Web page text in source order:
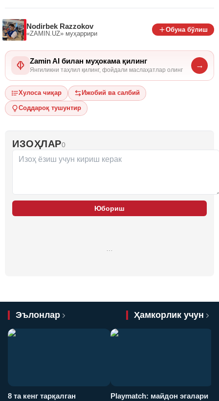
Nodirbek Razzokov
«ZAMIN.UZ» муҳаррири
Обуна бўлиш
Zamin AI билан муҳокама қилинг
Янгиликни таҳлил қилинг, фойдали маслаҳатлар олинг
→
Хулоса чиқар Ижобий ва салбий
Соддароқ тушунтир
ИЗОҲЛАР0
Юбориш
Эълонлар Ҳамкорлик учун
8 та кенг тарқалган
Playmatch: майдон эгалари